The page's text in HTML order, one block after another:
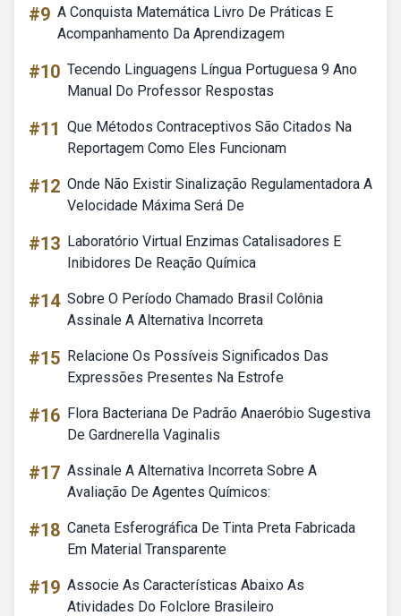
#9 A Conquista Matemática Livro De Práticas E
Acompanhamento Da Aprendizagem
#10 Tecendo Linguagens Língua Portuguesa 9 Ano
Manual Do Professor Respostas
#11 Que Métodos Contraceptivos São Citados Na
Reportagem Como Eles Funcionam
#12 Onde Não Existir Sinalização Regulamentadora A
Velocidade Máxima Será De
#13 Laboratório Virtual Enzimas Catalisadores E
Inibidores De Reação Química
#14 Sobre O Período Chamado Brasil Colônia
Assinale A Alternativa Incorreta
#15 Relacione Os Possíveis Significados Das
Expressões Presentes Na Estrofe
#16 Flora Bacteriana De Padrão Anaeróbio Sugestiva
De Gardnerella Vaginalis
#17 Assinale A Alternativa Incorreta Sobre A
Avaliação De Agentes Químicos:
#18 Caneta Esferográfica De Tinta Preta Fabricada
Em Material Transparente
#19 Associe As Características Abaixo As
Atividades Do Folclore Brasileiro